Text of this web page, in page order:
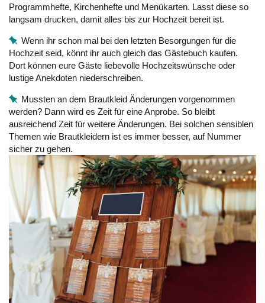
Programmhefte, Kirchenhefte und Menükarten. Lasst diese so
langsam drucken, damit alles bis zur Hochzeit bereit ist.
Wenn ihr schon mal bei den letzten Besorgungen für die
Hochzeit seid, könnt ihr auch gleich das Gästebuch kaufen.
Dort können eure Gäste liebevolle Hochzeitswünsche oder
lustige Anekdoten niederschreiben.
Mussten an dem Brautkleid Änderungen vorgenommen
werden? Dann wird es Zeit für eine Anprobe. So bleibt
ausreichend Zeit für weitere Änderungen. Bei solchen sensiblen
Themen wie Brautkleidern ist es immer besser, auf Nummer
sicher zu gehen.